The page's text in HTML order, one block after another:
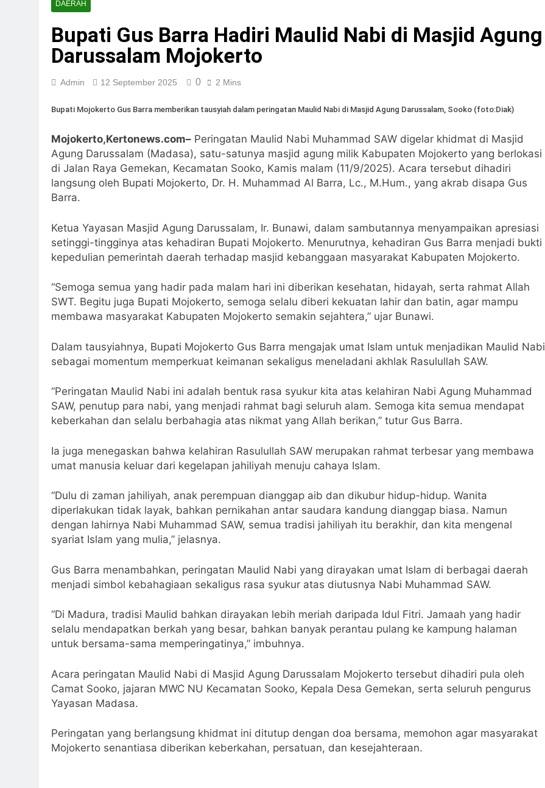
DAERAH
Bupati Gus Barra Hadiri Maulid Nabi di Masjid Agung
Darussalam Mojokerto
Admin 12 September 2025 0 2 Mins
Bupati Mojokerto Gus Barra memberikan tausyiah dalam peringatan Maulid Nabi di Masjid Agung Darussalam, Sooko (foto:Diak)
Mojokerto,Kertonews.com– Peringatan Maulid Nabi Muhammad SAW digelar khidmat di Masjid
Agung Darussalam (Madasa), satu-satunya masjid agung milik Kabupaten Mojokerto yang berlokasi
di Jalan Raya Gemekan, Kecamatan Sooko, Kamis malam (11/9/2025). Acara tersebut dihadiri
langsung oleh Bupati Mojokerto, Dr. H. Muhammad Al Barra, Lc., M.Hum., yang akrab disapa Gus
Barra.
Ketua Yayasan Masjid Agung Darussalam, Ir. Bunawi, dalam sambutannya menyampaikan apresiasi
setinggi-tingginya atas kehadiran Bupati Mojokerto. Menurutnya, kehadiran Gus Barra menjadi bukti
kepedulian pemerintah daerah terhadap masjid kebanggaan masyarakat Kabupaten Mojokerto.
“Semoga semua yang hadir pada malam hari ini diberikan kesehatan, hidayah, serta rahmat Allah
SWT. Begitu juga Bupati Mojokerto, semoga selalu diberi kekuatan lahir dan batin, agar mampu
membawa masyarakat Kabupaten Mojokerto semakin sejahtera,” ujar Bunawi.
Dalam tausyiahnya, Bupati Mojokerto Gus Barra mengajak umat Islam untuk menjadikan Maulid Nabi
sebagai momentum memperkuat keimanan sekaligus meneladani akhlak Rasulullah SAW.
“Peringatan Maulid Nabi ini adalah bentuk rasa syukur kita atas kelahiran Nabi Agung Muhammad
SAW, penutup para nabi, yang menjadi rahmat bagi seluruh alam. Semoga kita semua mendapat
keberkahan dan selalu berbahagia atas nikmat yang Allah berikan,” tutur Gus Barra.
Ia juga menegaskan bahwa kelahiran Rasulullah SAW merupakan rahmat terbesar yang membawa
umat manusia keluar dari kegelapan jahiliyah menuju cahaya Islam.
“Dulu di zaman jahiliyah, anak perempuan dianggap aib dan dikubur hidup-hidup. Wanita
diperlakukan tidak layak, bahkan pernikahan antar saudara kandung dianggap biasa. Namun
dengan lahirnya Nabi Muhammad SAW, semua tradisi jahiliyah itu berakhir, dan kita mengenal
syariat Islam yang mulia,” jelasnya.
Gus Barra menambahkan, peringatan Maulid Nabi yang dirayakan umat Islam di berbagai daerah
menjadi simbol kebahagiaan sekaligus rasa syukur atas diutusnya Nabi Muhammad SAW.
“Di Madura, tradisi Maulid bahkan dirayakan lebih meriah daripada Idul Fitri. Jamaah yang hadir
selalu mendapatkan berkah yang besar, bahkan banyak perantau pulang ke kampung halaman
untuk bersama-sama memperingatinya,” imbuhnya.
Acara peringatan Maulid Nabi di Masjid Agung Darussalam Mojokerto tersebut dihadiri pula oleh
Camat Sooko, jajaran MWC NU Kecamatan Sooko, Kepala Desa Gemekan, serta seluruh pengurus
Yayasan Madasa.
Peringatan yang berlangsung khidmat ini ditutup dengan doa bersama, memohon agar masyarakat
Mojokerto senantiasa diberikan keberkahan, persatuan, dan kesejahteraan.